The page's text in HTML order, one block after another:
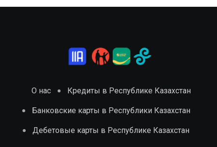
О нас Кредиты в Республике Казахстан
Банковские карты в Республики Казахстан
Дебетовые карты в Республике Казахстан